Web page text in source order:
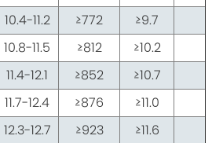
10.4-11.2 ≥772 ≥9.7
10.8-11.5 ≥812 ≥10.2
11.4-12.1 ≥852 ≥10.7
11.7-12.4 ≥876 ≥11.0
12.3-12.7 ≥923 ≥11.6